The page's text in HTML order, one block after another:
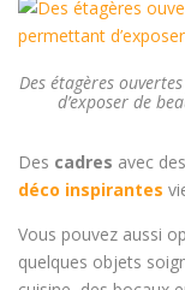
Des étagères
d’exposer de
Des cadres avec
déco inspirantes
Vous pouvez aussi
quelques objets